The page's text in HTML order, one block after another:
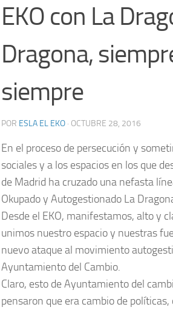
EKO con La
Dragona,
siempre
POR ESLA EL EKO · OCTUBRE 28, 2016
En el proceso de persecución y
sociales y a los espacios en los que
de Madrid ha cruzado una nefasta
Okupado y Autogestionado La
Desde el EKO, manifestamos, alto y
unimos nuestro espacio y nuestras
nuevo ataque al movimiento
Ayuntamiento del Cambio.
Claro, esto de Ayuntamiento del
pensaron que era cambio de